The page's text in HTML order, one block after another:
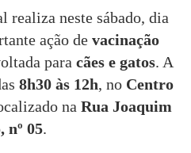
realiza neste sábado, dia
ação de vacinação
para cães e gatos. A
8h30 às 12h, no Centro
na Rua Joaquim
nº 05.